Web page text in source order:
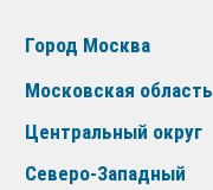
Город Москва
Московская область
Центральный округ
Северо-Западный